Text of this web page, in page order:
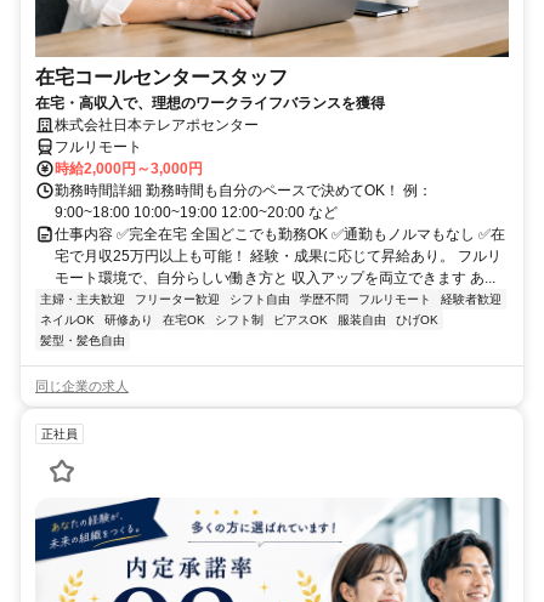
在宅コールセンタースタッフ
在宅・高収入で、理想のワークライフバランスを獲得
株式会社日本テレアポセンター
フルリモート
時給2,000円～3,000円
勤務時間詳細 勤務時間も自分のペースで決めてOK！ 例：
9:00~18:00 10:00~19:00 12:00~20:00 など
仕事内容 ✅完全在宅 全国どこでも勤務OK ✅通勤もノルマもなし ✅在
宅で月収25万円以上も可能！ 経験・成果に応じて昇給あり。 フルリ
モート環境で、自分らしい働き方と 収入アップを両立できます あ...
主婦・主夫歓迎 フリーター歓迎 シフト自由 学歴不問 フルリモート
経験者歓迎
ネイルOK
研修あり 在宅OK シフト制 ピアスOK 服装自由
ひげOK
髪型・髪色自由
同じ企業の求人
正社員